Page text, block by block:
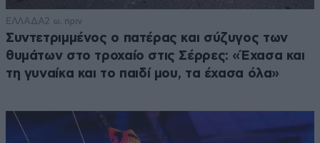
ΕΛΛΑΔΑ2 ω. πριν
Συντετριμμένος ο πατέρας και σύζυγος των
θυμάτων στο τροχαίο στις Σέρρες: «Έχασα και
τη γυναίκα και το παιδί μου, τα έχασα όλα»